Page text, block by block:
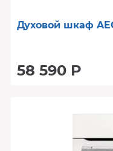
Духовой шкаф
58 590 Р